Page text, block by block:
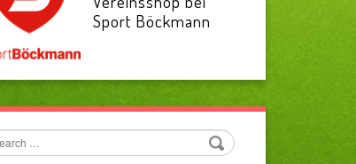
Sport Böckmann